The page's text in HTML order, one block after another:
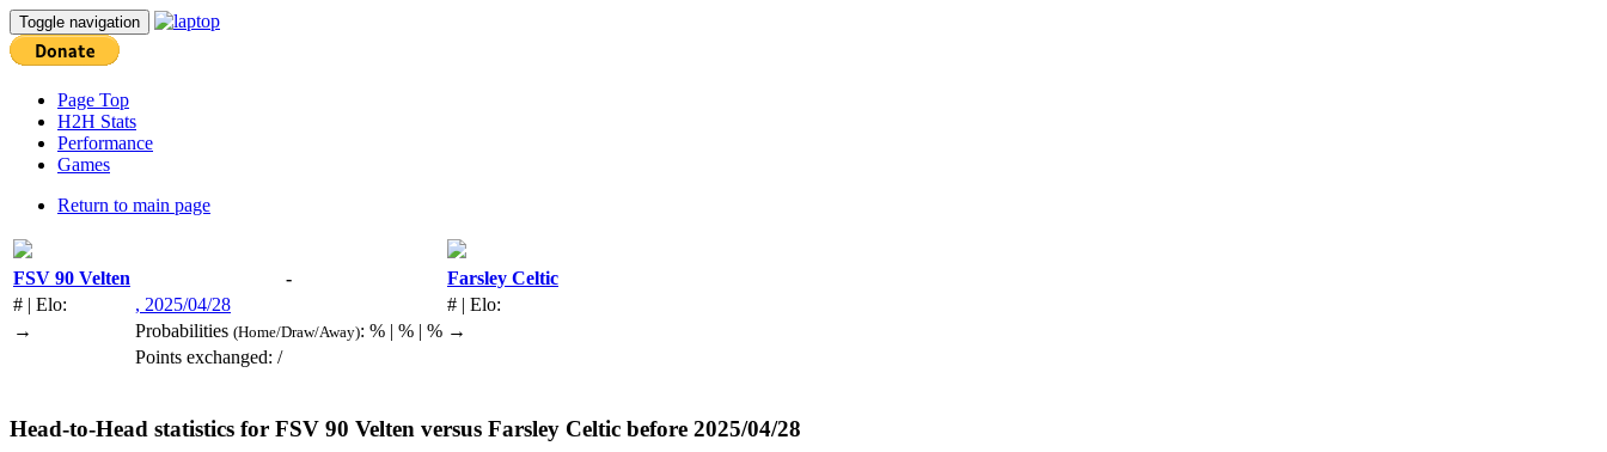
Toggle navigation
Page Top
H2H Stats
Performance
Games
Return to main page
FSV 90 Velten -
Farsley Celtic
# | Elo:
, 2025/04/28
# | Elo:
→
Probabilities (Home/Draw/Away): % | % | % →
Points exchanged: /
Head-to-Head statistics for FSV 90 Velten versus Farsley Celtic before 2025/04/28